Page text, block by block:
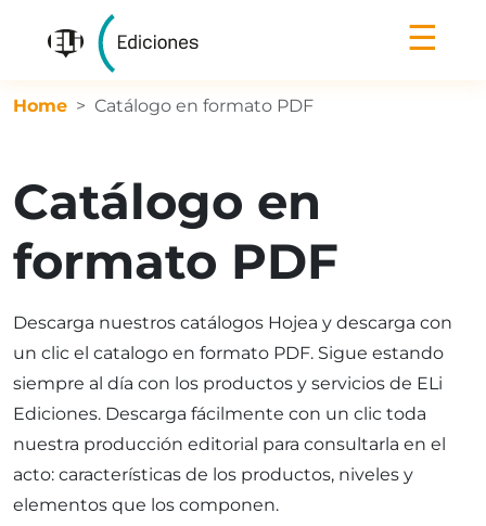
☰
Home Catálogo en formato PDF
Catálogo en
formato PDF
Descarga nuestros catálogos Hojea y descarga con
un clic el catalogo en formato PDF. Sigue estando
siempre al día con los productos y servicios de ELi
Ediciones. Descarga fácilmente con un clic toda
nuestra producción editorial para consultarla en el
acto: características de los productos, niveles y
elementos que los componen.